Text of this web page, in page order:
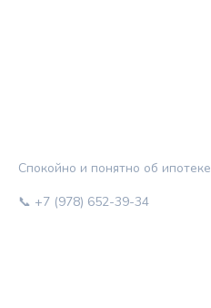
Спокойно и понятно об ипотеке
📞 +7 (978) 652-39-34